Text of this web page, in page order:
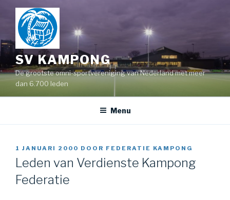
Naar
inhoud
springen
SV KAMPONG
De grootste omni-sportvereniging van Nederland met meer
dan 6.700 leden
Menu
GEPLAATST
OP
1 JANUARI 2000 DOOR FEDERATIE KAMPONG
Leden van Verdienste Kampong
Federatie